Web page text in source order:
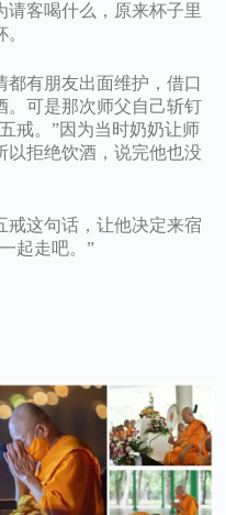
请客喝什么，原来杯子里
有朋友出面维护，借口
。可是那次师父自己斩钉
戒。”因为当时奶奶让师
以拒绝饮酒，说完他也没
戒这句话，让他决定来宿
起走吧。”